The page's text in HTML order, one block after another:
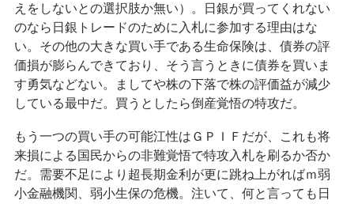
えをしないとの選択肢か無い）。日銀が買ってくれない
のなら日銀トレードのために入札に参加する理由はな
い。その他の大きな買い手である生命保険は、債券の評
価損が膨らんできており、そう言うときに債券を買いま
す勇気などない。ましてや株の下落で株の評価益が減少
している最中だ。買うとしたら倒産覚悟の特攻だ。
もう一つの買い手の可能江性はＧＰＩＦだが、これも将
来損による国民からの非難覚悟で特攻入札を刷るか否か
だ。需要不足により超長期金利が更に跳ね上がればｍ弱
小金融機関、弱小生保の危機。注いて、何と言っても日